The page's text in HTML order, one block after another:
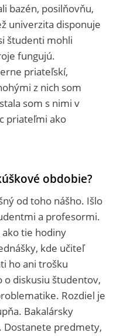
bazén, posilňovňu,
univerzita disponuje
študenti mohli
fungujú.
priateľskí,
z nich som
som s nimi v
priateľmi ako
obdobie?
od toho nášho. Išlo
a profesormi.
tie hodiny
kde učiteľ
ho ani trošku
o diskusiu študentov,
Rozdiel je
Bakalársky
Dostanete predmety,